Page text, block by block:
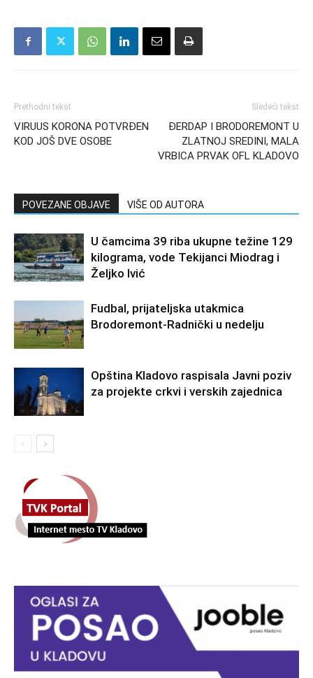
Prethodni tekst
VIRUUS KORONA POTVRĐEN
KOD JOŠ DVE OSOBE
Sledeći tekst
ĐERDAP I BRODOREMONT U
ZLATNOJ SREDINI, MALA
VRBICA PRVAK OFL KLADOVO
POVEZANE OBJAVE VIŠE OD AUTORA
U čamcima 39 riba ukupne težine 129
kilograma, vode Tekijanci Miodrag i
Željko Ivić
Fudbal, prijateljska utakmica
Brodoremont-Radnički u nedelju
Opština Kladovo raspisala Javni poziv
za projekte crkvi i verskih zajednica